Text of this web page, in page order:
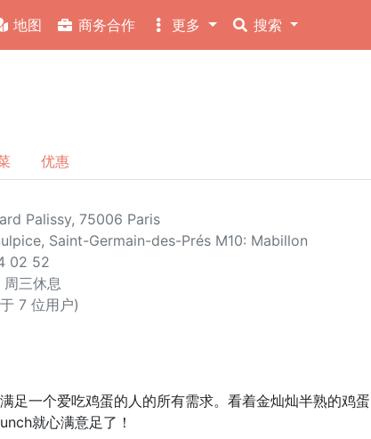
地图 商务合作 更多 搜索
优惠
Palissy, 75006 Paris
Saint-Germain-des-Prés M10: Mabillon
02 52
三休息
7 位用户)
足一个爱吃鸡蛋的人的所有需求。看着金灿灿半熟的鸡蛋
就心满意足了！